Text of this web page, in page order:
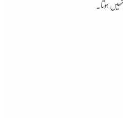
ہوتا۔